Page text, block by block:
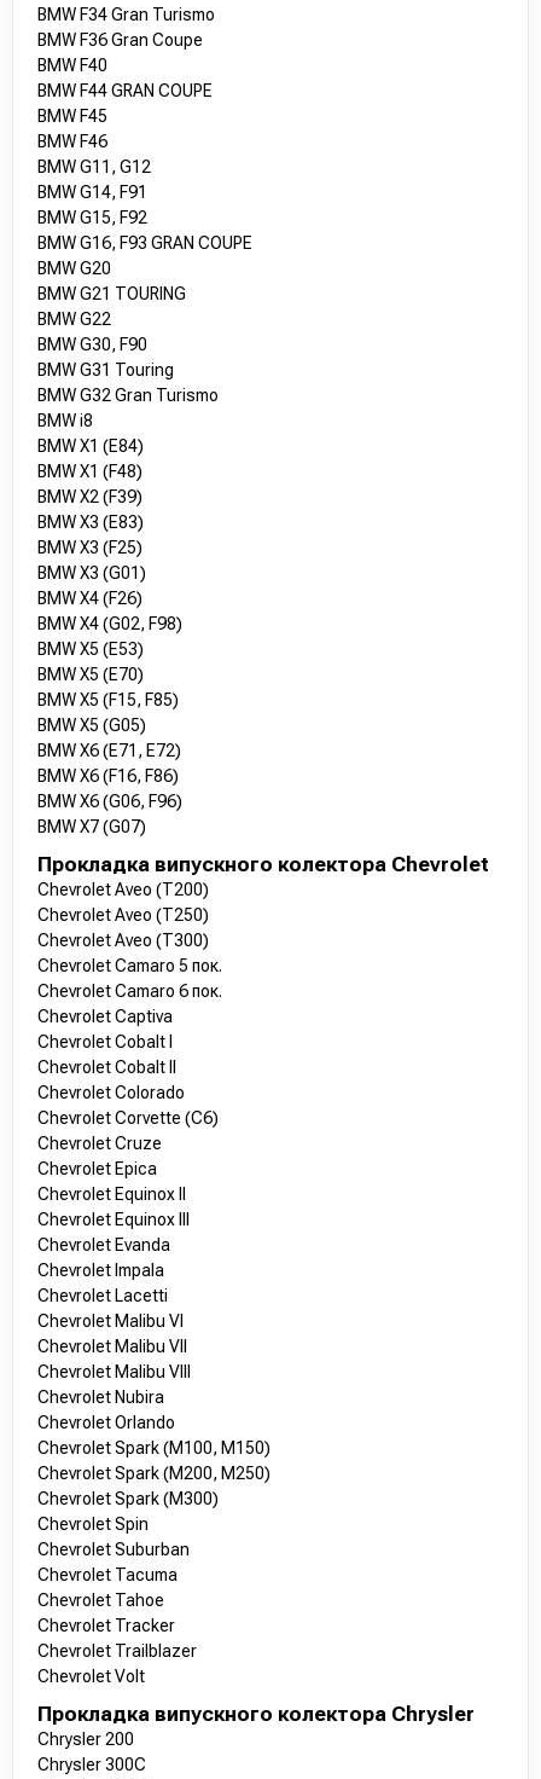
BMW F34 Gran Turismo
BMW F36 Gran Coupe
BMW F40
BMW F44 GRAN COUPE
BMW F45
BMW F46
BMW G11, G12
BMW G14, F91
BMW G15, F92
BMW G16, F93 GRAN COUPE
BMW G20
BMW G21 TOURING
BMW G22
BMW G30, F90
BMW G31 Touring
BMW G32 Gran Turismo
BMW i8
BMW X1 (E84)
BMW X1 (F48)
BMW X2 (F39)
BMW X3 (E83)
BMW X3 (F25)
BMW X3 (G01)
BMW X4 (F26)
BMW X4 (G02, F98)
BMW X5 (E53)
BMW X5 (E70)
BMW X5 (F15, F85)
BMW X5 (G05)
BMW X6 (E71, E72)
BMW X6 (F16, F86)
BMW X6 (G06, F96)
BMW X7 (G07)
Прокладка випускного колектора Chevrolet
Chevrolet Aveo (T200)
Chevrolet Aveo (T250)
Chevrolet Aveo (T300)
Chevrolet Camaro 5 пок.
Chevrolet Camaro 6 пок.
Chevrolet Captiva
Chevrolet Cobalt I
Chevrolet Cobalt II
Chevrolet Colorado
Chevrolet Corvette (C6)
Chevrolet Cruze
Chevrolet Epica
Chevrolet Equinox II
Chevrolet Equinox III
Chevrolet Evanda
Chevrolet Impala
Chevrolet Lacetti
Chevrolet Malibu VI
Chevrolet Malibu VII
Chevrolet Malibu VIII
Chevrolet Nubira
Chevrolet Orlando
Chevrolet Spark (M100, M150)
Chevrolet Spark (M200, M250)
Chevrolet Spark (M300)
Chevrolet Spin
Chevrolet Suburban
Chevrolet Tacuma
Chevrolet Tahoe
Chevrolet Tracker
Chevrolet Trailblazer
Chevrolet Volt
Прокладка випускного колектора Chrysler
Chrysler 200
Chrysler 300C